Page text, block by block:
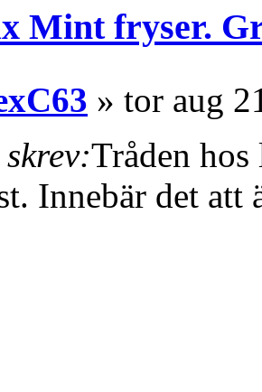
Mint fryser.
» tor aug
Tråden
Innebär det att